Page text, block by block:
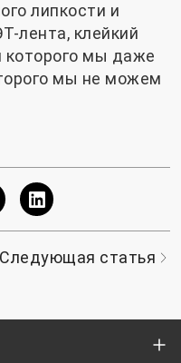
липкости и
лента, клейкий
которого мы даже
мы не можем
Следующая статья